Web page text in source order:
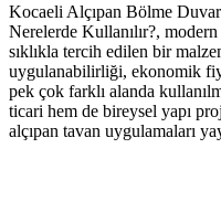
Kocaeli Alçıpan Bölme
Nerelerde Kullanılır?,
sıklıkla tercih edilen bir
uygulanabilirliği, ekonomik
pek çok farklı alanda
ticari hem de bireysel yapı
alçıpan tavan uygulamaları